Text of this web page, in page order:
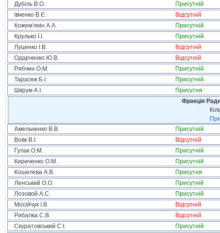
Дубіль В.О.
Присутній
Івченко В.Є.
Відсутній
Кожем’якін А.А.
Присутній
Крулько І.І.
Присутній
Луценко І.В.
Відсутній
Одарченко Ю.В.
Відсутній
Рябчин О.М.
Присутній
Тарасюк Б.І.
Присутній
Шкрум А.І.
Присутня
Фракція
Амельченко В.В.
Присутній
Вовк В.І.
Відсутній
Гулак О.М.
Присутній
Кириченко О.М.
Присутній
Кошелєва А.В.
Присутня
Ленський О.О.
Присутній
Лозовой А.С.
Присутній
Мосійчук І.В.
Відсутній
Рибалка С.В.
Відсутній
Скуратовський С.І.
Присутній